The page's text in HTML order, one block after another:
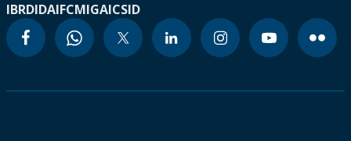
IBRDIDAIFCMIGAICSID